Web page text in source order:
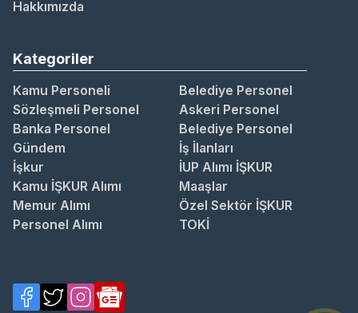
Hakkımızda
Kategoriler
Kamu Personeli
Belediye Personel
Sözleşmeli Personel
Askeri Personel
Banka Personel
Belediye Personel
Gündem
İş İlanları
İşkur
İUP Alımı İŞKUR
Kamu İŞKUR Alımı
Maaşlar
Memur Alımı
Özel Sektör İŞKUR
Personel Alımı
TOKİ